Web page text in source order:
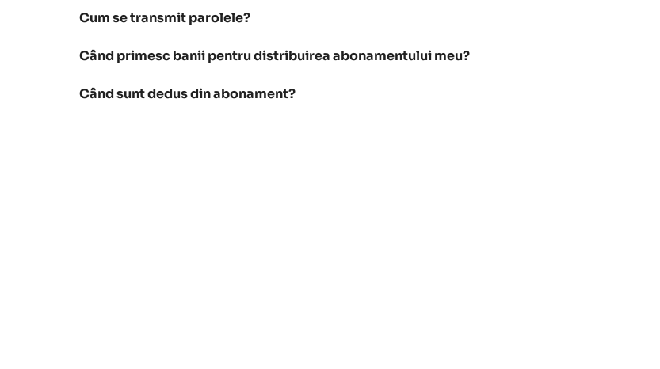
Cum se transmit parolele?
Când primesc banii pentru distribuirea abonamentului meu?
Când sunt dedus din abonament?